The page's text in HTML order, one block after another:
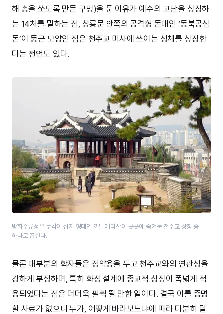
해 총을 쏘도록 만든 구멍)을 둔 이유가 예수의 고난을 상징하
는 14처를 말하는 점, 창룡문 안쪽의 공격형 돈대인 ‘동북공심
돈’이 둥근 모양인 점은 천주교 미사에 쓰이는 성체를 상징한
다는 전언도 있다.
방화수류정은 누각이 십자 형태인 까닭에 다산이 곳곳에 숨겨둔 천주교 상징 중
하나로 꼽힌다.
물론 대부분의 학자들은 정약용을 두고 천주교와의 연관성을
강하게 부정하며, 특히 화성 설계에 종교적 상징이 폭넓게 적
용되었다는 점은 더더욱 펄쩍 뛸 만한 일이다. 결국 이를 증명
할 사료가 없으니 누가, 어떻게 바라보느냐에 따라 다분히 달